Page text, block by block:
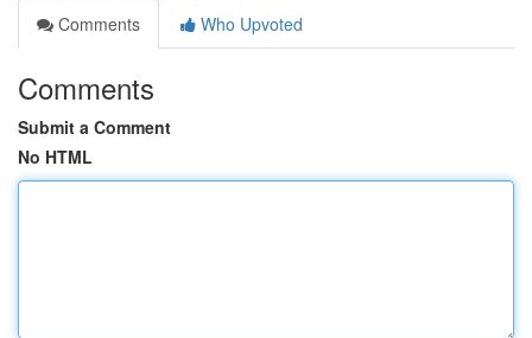
Comments
Who Upvoted
Comments
Submit a Comment
No HTML